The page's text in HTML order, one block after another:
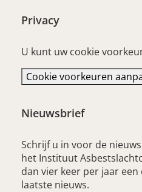
Privacy
U kunt uw cookie
Cookie voorkeuren
Nieuwsbrief
Schrijf u in voor de
het Instituut
dan vier keer per jaar
laatste nieuws.